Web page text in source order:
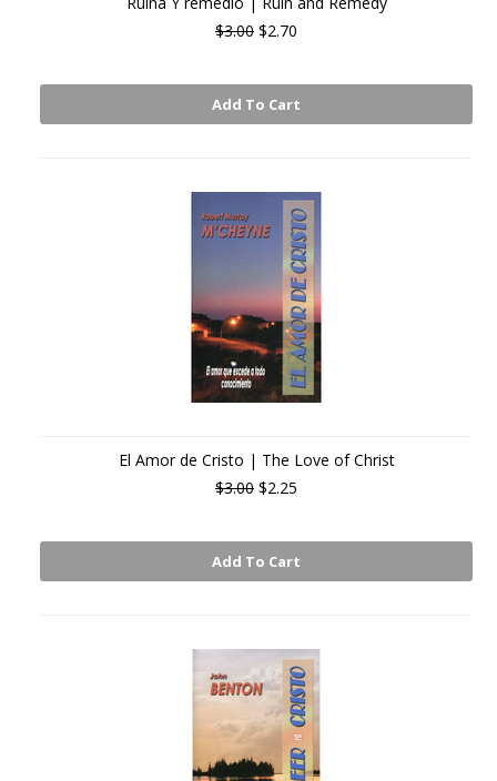
$3.00 $2.70
Add To Cart
El Amor de Cristo | The Love of Christ
$3.00 $2.25
Add To Cart